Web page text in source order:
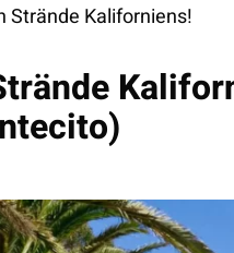
Strände Kaliforniens!